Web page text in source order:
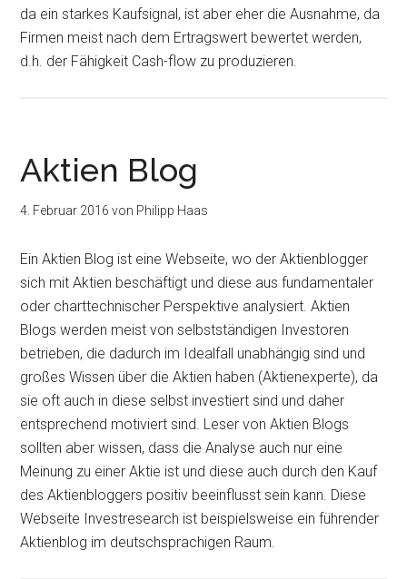
da ein starkes Kaufsignal, ist aber eher die Ausnahme, da
Firmen meist nach dem Ertragswert bewertet werden,
d.h. der Fähigkeit Cash-flow zu produzieren.
Aktien Blog
4. Februar 2016 von Philipp Haas
Ein Aktien Blog ist eine Webseite, wo der Aktienblogger
sich mit Aktien beschäftigt und diese aus fundamentaler
oder charttechnischer Perspektive analysiert. Aktien
Blogs werden meist von selbstständigen Investoren
betrieben, die dadurch im Idealfall unabhängig sind und
großes Wissen über die Aktien haben (Aktienexperte), da
sie oft auch in diese selbst investiert sind und daher
entsprechend motiviert sind. Leser von Aktien Blogs
sollten aber wissen, dass die Analyse auch nur eine
Meinung zu einer Aktie ist und diese auch durch den Kauf
des Aktienbloggers positiv beeinflusst sein kann. Diese
Webseite Investresearch ist beispielsweise ein führender
Aktienblog im deutschsprachigen Raum.